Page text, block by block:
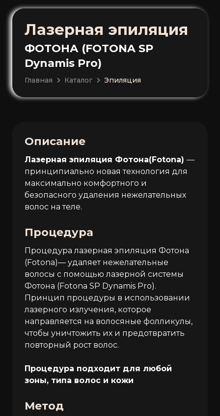
Лазерная эпиляция
ФОТОНА (FOTONA SP
Dynamis Pro)
Главная Каталог Эпиляция
Описание
Лазерная эпиляция Фотона(Fotona) —
принципиально новая технология для
максимально комфортного и
безопасного удаления нежелательных
волос на теле.
Процедура
Процедура лазерная эпиляция Фотона
(Fotona)— удаляет нежелательные
волосы с помощью лазерной системы
Фотона (Fotona SP Dynamis Pro).
Принцип процедуры в использовании
лазерного излучения, которое
направляется на волосяные фолликулы,
чтобы уничтожить их и предотвратить
повторный рост волос.
Процедура подходит для любой
зоны, типа волос и кожи
Метод